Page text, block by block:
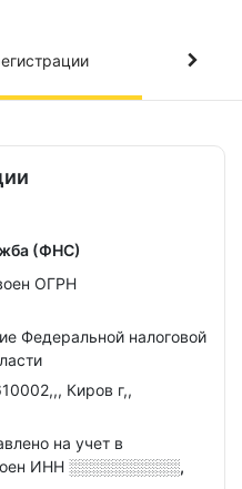
(ФНС)
ОГРН
Федеральной налоговой
Киров г,,
на учет в
ИНН ░░░░░░░░░░,